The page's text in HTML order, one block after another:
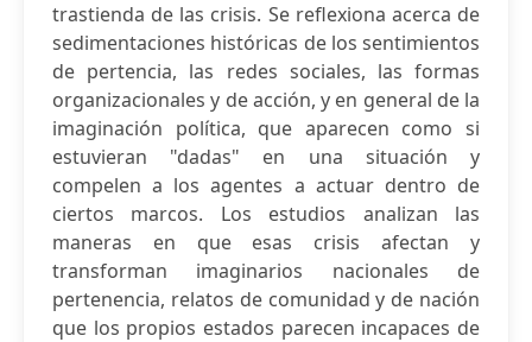
trastienda de las crisis. Se reflexiona acerca de
sedimentaciones históricas de los sentimientos
de pertencia, las redes sociales, las formas
organizacionales y de acción, y en general de la
imaginación política, que aparecen como si
estuvieran "dadas" en una situación y
compelen a los agentes a actuar dentro de
ciertos marcos. Los estudios analizan las
maneras en que esas crisis afectan y
transforman imaginarios nacionales de
pertenencia, relatos de comunidad y de nación
que los propios estados parecen incapaces de